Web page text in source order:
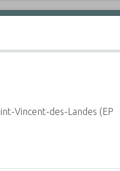
Vincent-des-Landes (EP